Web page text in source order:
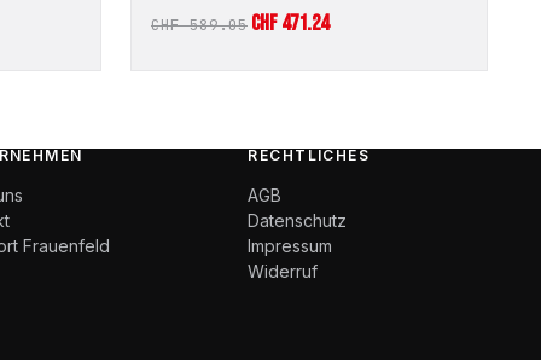
CHF589.05 Ursprünglicher
CHF471.24Aktueller
Frauenfeld
RECHTLICHES
AGB
Datenschutz
Impressum
Widerruf